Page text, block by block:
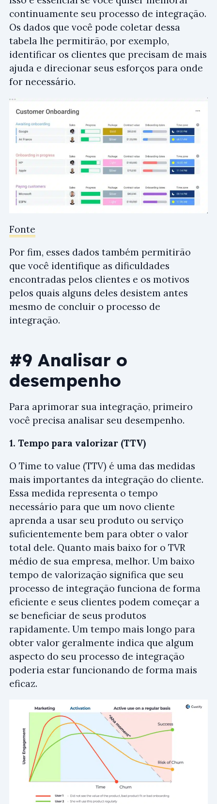
continuamente seu processo de integração.
Os dados que você pode coletar dessa
tabela lhe permitirão, por exemplo,
identificar os clientes que precisam de mais
ajuda e direcionar seus esforços para onde
for necessário.
Fonte
Por fim, esses dados também permitirão
que você identifique as dificuldades
encontradas pelos clientes e os motivos
pelos quais alguns deles desistem antes
mesmo de concluir o processo de
integração.
#9 Analisar o
desempenho
Para aprimorar sua integração, primeiro
você precisa analisar seu desempenho.
1. Tempo para valorizar (TTV)
O Time to value (TTV) é uma das medidas
mais importantes da integração do cliente.
Essa medida representa o tempo
necessário para que um novo cliente
aprenda a usar seu produto ou serviço
suficientemente bem para obter o valor
total dele. Quanto mais baixo for o TVR
médio de sua empresa, melhor. Um baixo
tempo de valorização significa que seu
processo de integração funciona de forma
eficiente e seus clientes podem começar a
se beneficiar de seus produtos
rapidamente. Um tempo mais longo para
obter valor geralmente indica que algum
aspecto do seu processo de integração
poderia estar funcionando de forma mais
eficaz.